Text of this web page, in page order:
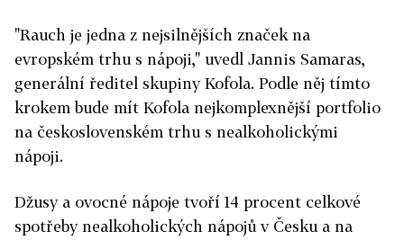
"Rauch je jedna z nejsilnějších značek na
evropském trhu s nápoji," uvedl Jannis Samaras,
generální ředitel skupiny Kofola. Podle něj tímto
krokem bude mít Kofola nejkomplexnější portfolio
na československém trhu s nealkoholickými
nápoji.
Džusy a ovocné nápoje tvoří 14 procent celkové
spotřeby nealkoholických nápojů v Česku a na